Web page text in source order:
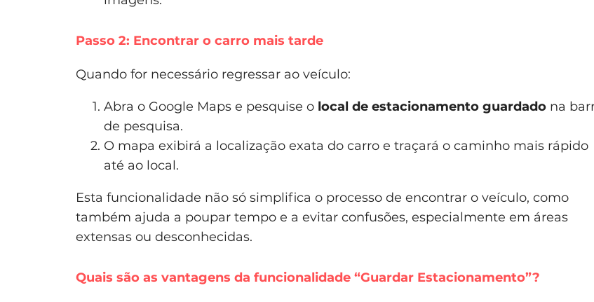
Passo 2: Encontrar o carro mais tarde
Quando for necessário regressar ao veículo:
Abra o Google Maps e pesquise o local de estacionamento guardado na
de pesquisa.
O mapa exibirá a localização exata do carro e traçará o caminho mais rápido
até ao local.
Esta funcionalidade não só simplifica o processo de encontrar o veículo, como
também ajuda a poupar tempo e a evitar confusões, especialmente em áreas
extensas ou desconhecidas.
Quais são as vantagens da funcionalidade “Guardar Estacionamento”?